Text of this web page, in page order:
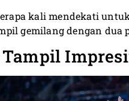
kali mendekati
gemilang dengan dua